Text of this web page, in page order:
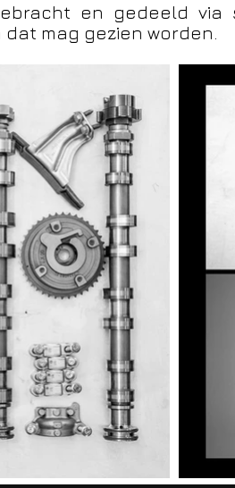
en gedeeld via
mag gezien worden.